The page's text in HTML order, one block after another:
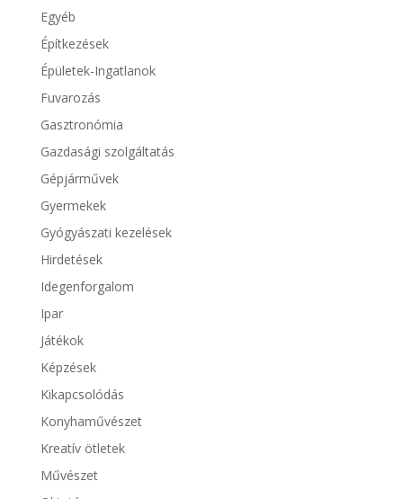
Egyéb
Építkezések
Épületek-Ingatlanok
Fuvarozás
Gasztronómia
Gazdasági szolgáltatás
Gépjárművek
Gyermekek
Gyógyászati kezelések
Hirdetések
Idegenforgalom
Ipar
Játékok
Képzések
Kikapcsolódás
Konyhaművészet
Kreatív ötletek
Művészet